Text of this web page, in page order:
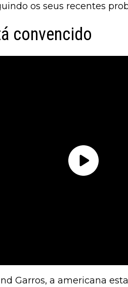
os seus recentes
convencido
Garros, a americana